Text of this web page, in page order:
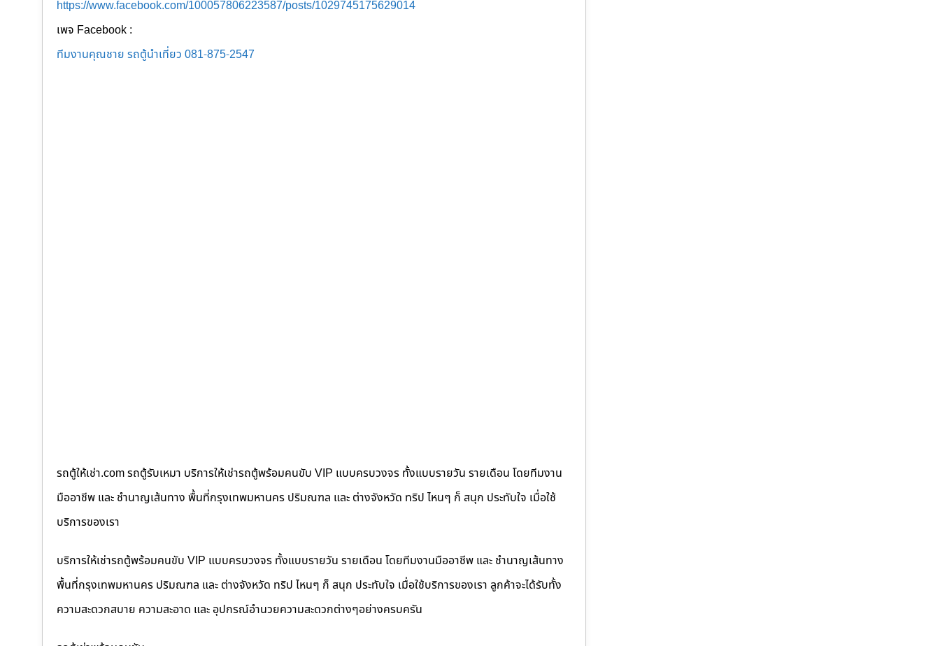
https://www.facebook.com/100057806223587/posts/1029745175629014
เพจ Facebook :
ทีมงานคุณชาย รถตู้นำเที่ยว 081-875-2547
รถตู้ให้เช่า.com รถตู้รับเหมา บริการให้เช่ารถตู้พร้อมคนขับ VIP แบบครบวงจร ทั้งแบบรายวัน รายเดือน โดยทีมงาน
มืออาชีพ และ ชำนาญเส้นทาง พื้นที่กรุงเทพมหานคร ปริมณฑล และ ต่างจังหวัด ทริป ไหนๆ ก็ สนุก ประทับใจ เมื่อใช้
บริการของเรา
บริการให้เช่ารถตู้พร้อมคนขับ VIP แบบครบวงจร ทั้งแบบรายวัน รายเดือน โดยทีมงานมืออาชีพ และ ชำนาญเส้นทาง
พื้นที่กรุงเทพมหานคร ปริมณฑล และ ต่างจังหวัด ทริป ไหนๆ ก็ สนุก ประทับใจ เมื่อใช้บริการของเรา ลูกค้าจะได้รับทั้ง
ความสะดวกสบาย ความสะอาด และ อุปกรณ์อำนวยความสะดวกต่างๆอย่างครบครัน